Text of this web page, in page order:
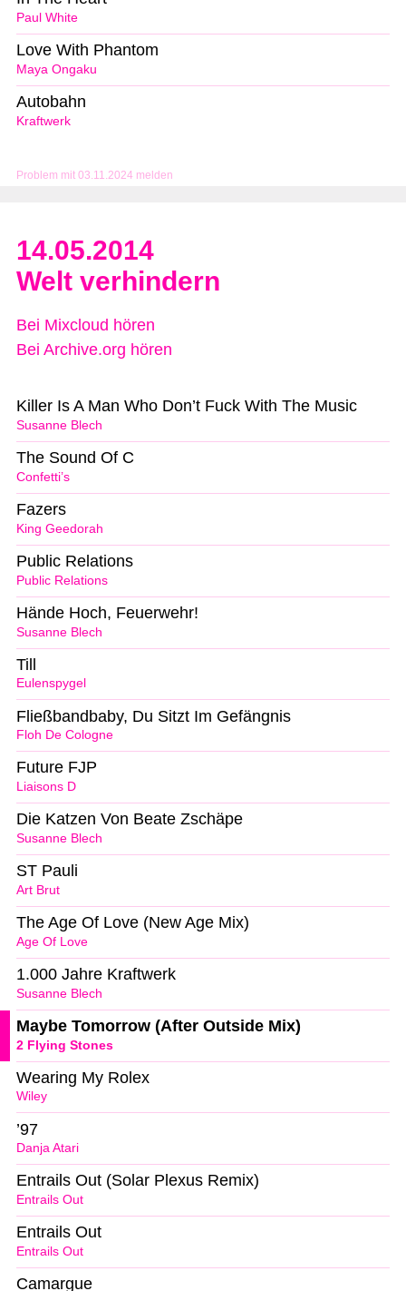
Problem mit 03.11.2024 melden
Paul White
Maya Ongaku
Love With Phantom
Kraftwerk
Autobahn
14.05.2014
Welt verhindern
Bei Mixcloud hören
Bei Archive.org hören
Susanne Blech
Killer Is A Man Who Don’t Fuck With The Music
Confetti’s
The Sound Of C
King Geedorah
Fazers
Public Relations
Public Relations
Susanne Blech
Hände Hoch, Feuerwehr!
Eulenspygel
Till
Floh De Cologne
Fließbandbaby, Du Sitzt Im Gefängnis
Liaisons D
Future FJP
Susanne Blech
Die Katzen Von Beate Zschäpe
Art Brut
ST Pauli
Age Of Love
The Age Of Love (New Age Mix)
Susanne Blech
1.000 Jahre Kraftwerk
2 Flying Stones
Maybe Tomorrow (After Outside Mix)
Wiley
Wearing My Rolex
Danja Atari
’97
Entrails Out
Entrails Out (Solar Plexus Remix)
Entrails Out
Entrails Out
Camargue